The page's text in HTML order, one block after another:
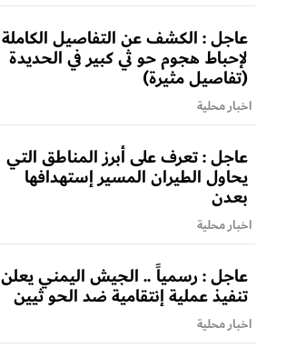
عاجل : الكشف عن التفاصيل الكاملة
لإحباط هجوم حو ثي كبير في الحديدة
(تفاصيل مثيرة)
اخبار محلية
عاجل : تعرف على أبرز المناطق التي
يحاول الطيران المسير إستهدافها
بعدن
اخبار محلية
عاجل : رسمياً .. الجيش اليمني يعلن
تنفيذ عملية إنتقامية ضد الحو ثيين
اخبار محلية